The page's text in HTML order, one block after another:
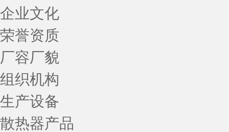
企业文化
荣誉资质
厂容厂貌
组织机构
生产设备
散热器产品